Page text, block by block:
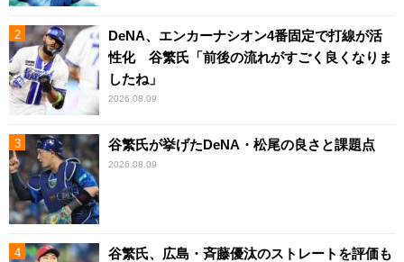
DeNA、エンカーナシオン4番固定で打線が活
性化 谷繁氏「前後の流れがすごく良くなりま
したね」
2026.08.09
谷繁氏が挙げたDeNA・松尾の良さと課題点
2026.08.09
谷繁氏、広島・斉藤優汰のストレートを評価も